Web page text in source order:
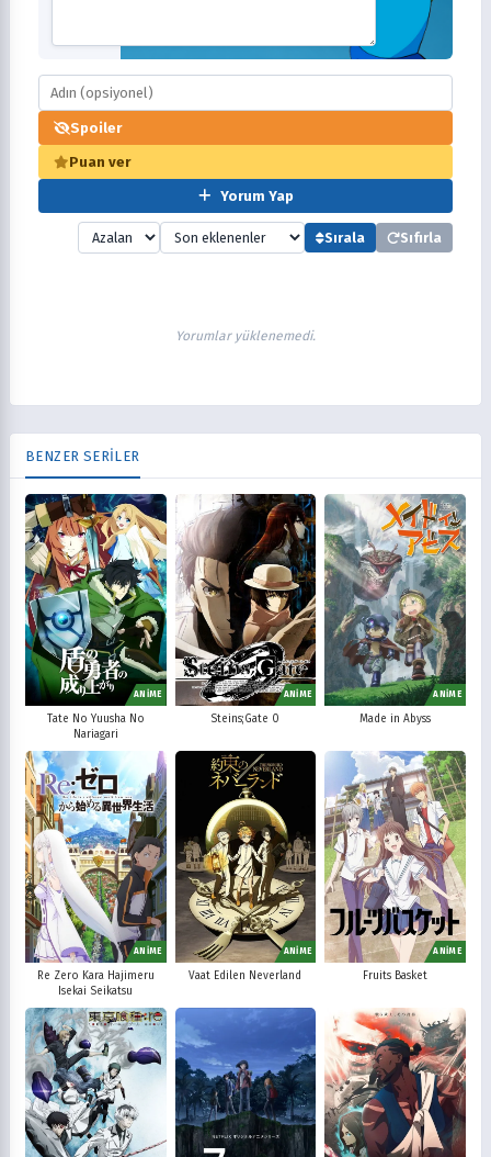
Spoiler
Puan ver
Yorum Yap
Sırala Sıfırla
Yorumlar yüklenemedi.
BENZER SERİLER
ANİME
Tate No Yuusha No
Nariagari
ANİME
Steins;Gate 0
ANİME
Made in Abyss
ANİME
Re Zero Kara Hajimeru
Isekai Seikatsu
ANİME
Vaat Edilen Neverland
ANİME
Fruits Basket